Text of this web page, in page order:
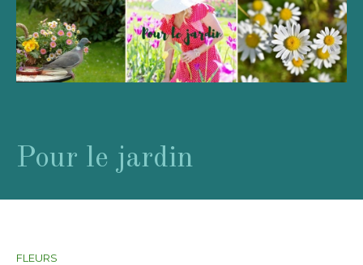
Pour le jardin
FLEURS